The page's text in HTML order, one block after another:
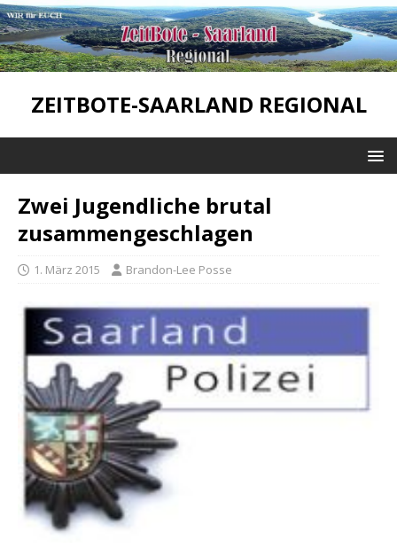
ZEITBOTE-SAARLAND REGIONAL
Zwei Jugendliche brutal
zusammengeschlagen
1. März 2015 Brandon-Lee Posse